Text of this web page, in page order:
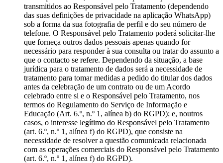
transmitidos ao Responsável pelo Tratamento (dependendo
das suas definições de privacidade na aplicação WhatsApp)
sob a forma da sua fotografia de perfil e do seu número de
telefone. O Responsável pelo Tratamento poderá solicitar-lhe
que forneça outros dados pessoais apenas quando for
necessário para responder à sua consulta ou tratar do assunto a
que o contacto se refere. Dependendo da situação, a base
jurídica para o tratamento de dados será a necessidade de
tratamento para tomar medidas a pedido do titular dos dados
antes da celebração de um contrato ou de um Acordo
celebrado entre si e o Responsável pelo Tratamento, nos
termos do Regulamento do Serviço de Informação e
Educação (Art. 6.º, n.º 1, alínea b) do RGPD); e, noutros
casos, o interesse legítimo do Responsável pelo Tratamento
(art. 6.º, n.º 1, alínea f) do RGPD), que consiste na
necessidade de resolver a questão comunicada relacionada
com as operações comerciais do Responsável pelo Tratamento
(art. 6.º, n.º 1, alínea f) do RGPD).